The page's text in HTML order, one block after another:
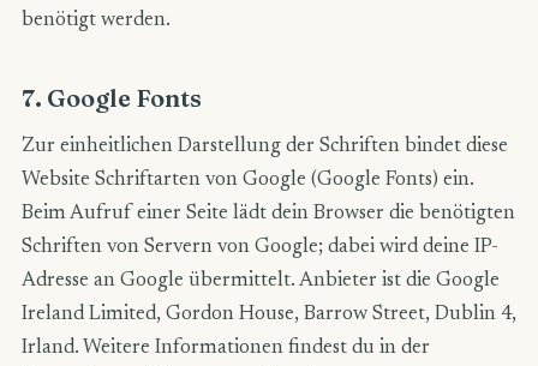
benötigt werden.
7. Google Fonts
Zur einheitlichen Darstellung der Schriften bindet diese
Website Schriftarten von Google (Google Fonts) ein.
Beim Aufruf einer Seite lädt dein Browser die benötigten
Schriften von Servern von Google; dabei wird deine IP-
Adresse an Google übermittelt. Anbieter ist die Google
Ireland Limited, Gordon House, Barrow Street, Dublin 4,
Irland. Weitere Informationen findest du in der